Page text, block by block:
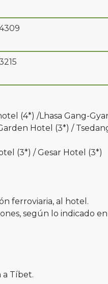
(4*) /Lhasa Gang-
Hotel (3*) /
(3*) / Gesar Hotel (3*)
ferroviaria, al hotel.
según lo indicado
a Tíbet.